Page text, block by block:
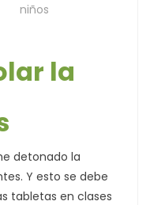
niños
la
detonado la
Y esto se debe
tabletas en clases